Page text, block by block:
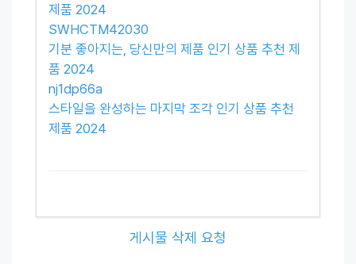
제품 2024
SWHCTM42030
기분 좋아지는, 당신만의 제품 인기 상품 추천 제
품 2024
nj1dp66a
스타일을 완성하는 마지막 조각 인기 상품 추천
제품 2024
게시물 삭제 요청